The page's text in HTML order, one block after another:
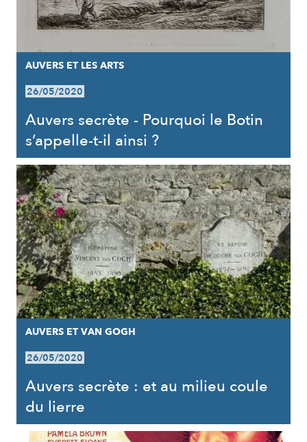
AUVERS ET LES ARTS
26/05/2020
Auvers secrète - Pourquoi le Botin
s’appelle-t-il ainsi ?
AUVERS ET VAN GOGH
26/05/2020
Auvers secrète : et au milieu coule
du lierre